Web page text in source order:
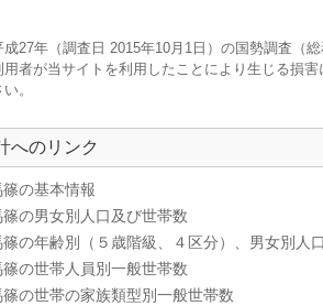
27年（調査日 2015年10月1日）の国勢調査（
用者が当サイトを利用したことにより生じる損
。
へのリンク
の基本情報
の男女別人口及び世帯数
の年齢別（５歳階級、４区分）、男女別人口
の世帯人員別一般世帯数
の世帯の家族類型別一般世帯数